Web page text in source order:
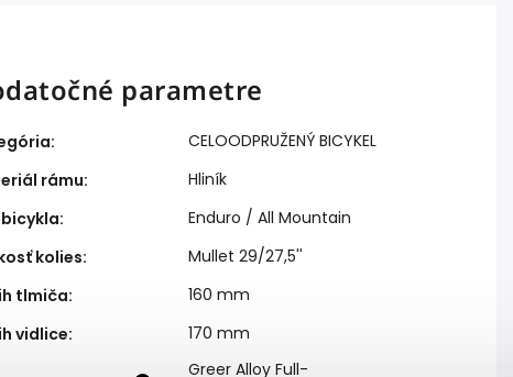
parametre
:
CELOODPRUŽENÝ BICYKEL
rámu:
Hliník
:
Enduro / All Mountain
kolies:
Mullet 29/27,5''
tlmiča:
160 mm
vidlice: 170 mm
Greer Alloy Full-